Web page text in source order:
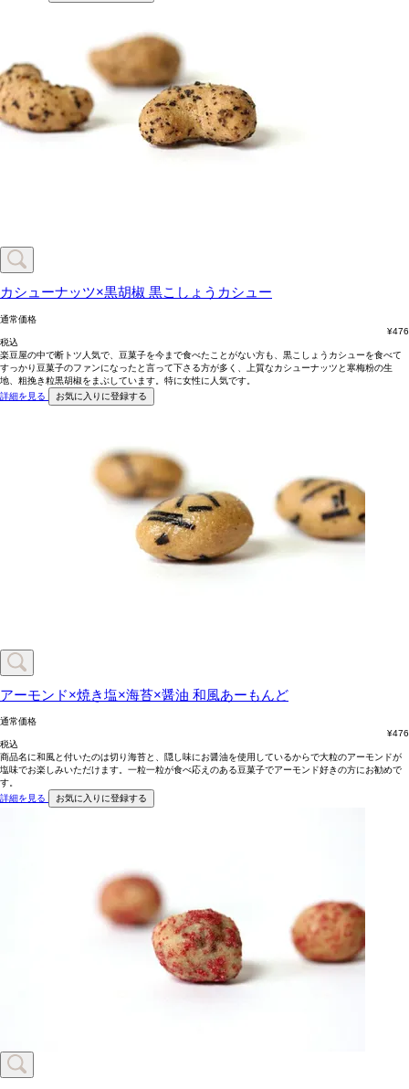
カシューナッツ×黒胡椒 黒こしょうカシュー
通常価格
¥476
税込
楽豆屋の中で断トツ人気で、豆菓子を今まで食べたことがない方も、黒こしょうカシューを食べて
すっかり豆菓子のファンになったと言って下さる方が多く、上質なカシューナッツと寒梅粉の生
地、粗挽き粒黒胡椒をまぶしています。特に女性に人気です。
詳細を見る
お気に入りに登録する
アーモンド×焼き塩×海苔×醤油 和風あーもんど
通常価格
¥476
税込
商品名に和風と付いたのは切り海苔と、隠し味にお醤油を使用しているからで大粒のアーモンドが
塩味でお楽しみいただけます。一粒一粒が食べ応えのある豆菓子でアーモンド好きの方にお勧めで
す。
詳細を見る
お気に入りに登録する